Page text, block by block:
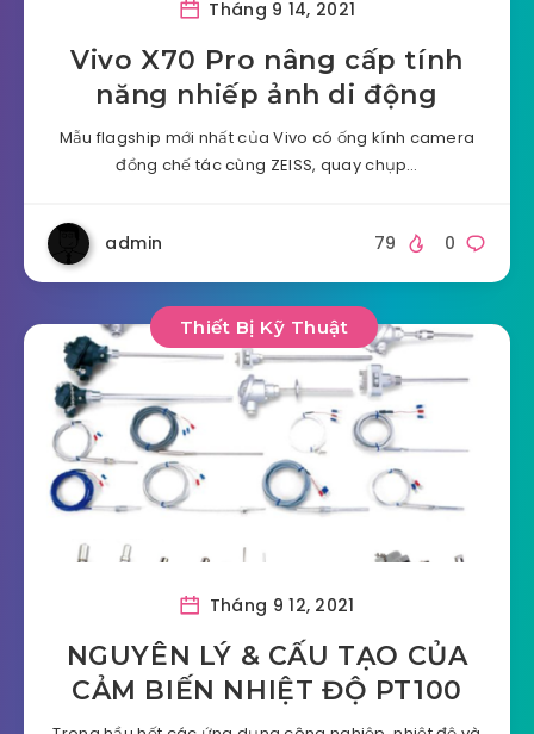
Tháng 9 14, 2021
Vivo X70 Pro nâng cấp tính
năng nhiếp ảnh di động
Mẫu flagship mới nhất của Vivo có ống kính camera
đồng chế tác cùng ZEISS, quay chụp…
admin 0
79
Thiết Bị Kỹ Thuật
Tháng 9 12, 2021
NGUYÊN LÝ & CẤU TẠO CỦA
CẢM BIẾN NHIỆT ĐỘ PT100